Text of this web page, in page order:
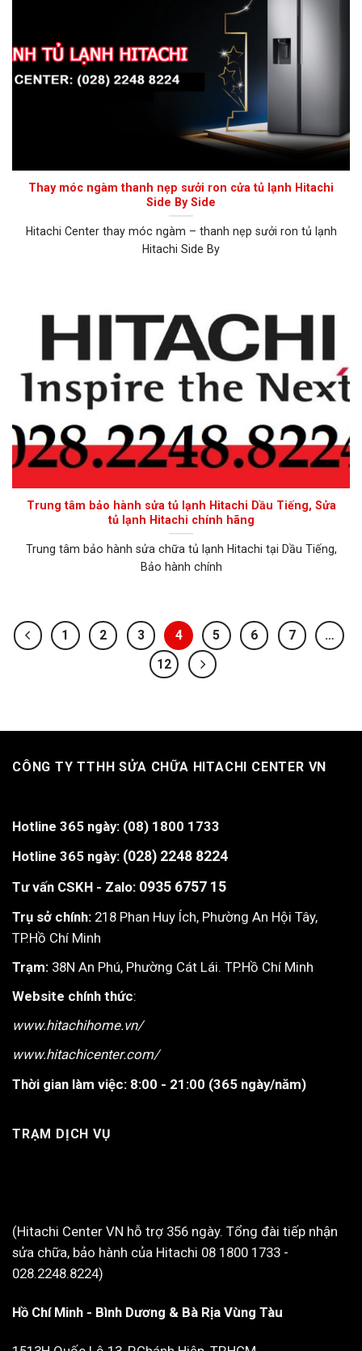
Thay móc ngàm thanh nẹp sưởi ron cửa tủ lạnh Hitachi
Side By Side
Hitachi Center thay móc ngàm – thanh nẹp sưởi ron tủ lạnh
Hitachi Side By
Trung tâm bảo hành sửa tủ lạnh Hitachi Dầu Tiếng, Sửa
tủ lạnh Hitachi chính hãng
Trung tâm bảo hành sửa chữa tủ lạnh Hitachi tại Dầu Tiếng,
Bảo hành chính
1 2 3 4 5 6 7
…
12
CÔNG TY TTHH SỬA CHỮA HITACHI CENTER VN
Hotline 365 ngày: (08) 1800 1733
Hotline 365 ngày: (028) 2248 8224
Tư vấn CSKH - Zalo: 0935 6757 15
Trụ sở chính: 218 Phan Huy Ích, Phường An Hội Tây,
TP.Hồ Chí Minh
Trạm: 38N An Phú, Phường Cát Lái. TP.Hồ Chí Minh
Website chính thức:
www.hitachihome.vn/
www.hitachicenter.com/
Thời gian làm việc: 8:00 - 21:00 (365 ngày/năm)
TRẠM DỊCH VỤ
(Hitachi Center VN hỗ trợ 356 ngày. Tổng đài tiếp nhận
sửa chữa, bảo hành của Hitachi 08 1800 1733 -
028.2248.8224)
Hồ Chí Minh - Bình Dương & Bà Rịa Vùng Tàu